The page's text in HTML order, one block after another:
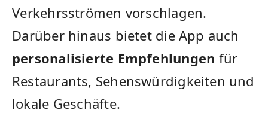
⁣Verkehrsströmen vorschlagen.
⁣Darüber hinaus bietet die App auch
personalisierte Empfehlungen ⁢für
Restaurants, Sehenswürdigkeiten und
lokale⁣ Geschäfte.